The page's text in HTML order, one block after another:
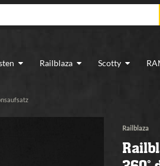
Railblaza Scotty
Railblaza